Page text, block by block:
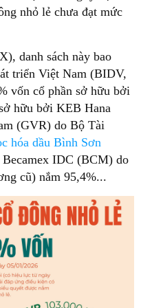
nhỏ lẻ chưa đạt mức
danh sách này bao
triển Việt Nam (BIDV,
vốn cổ phần sở hữu bởi
hữu bởi KEB Hana
(GVR) do Bộ Tài
hóa dầu Bình Sơn
IDC (BCM) do
cũ) nắm 95,4%...